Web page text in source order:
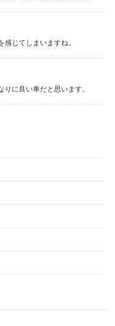
じてしまいますね。
に良い車だと思います。